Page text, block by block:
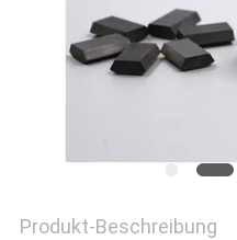
SITEMAP
Produkt-Beschreibung